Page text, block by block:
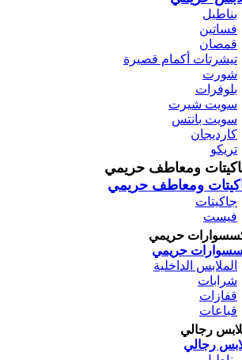
بناطيل
فساتين
قمصان
تيشرتات أكمام قصيرة
شورت
بلوفرات
سويت شيرت
سويت بانتس
كارديجان
تريكو
ومعاطف حريمي
ومعاطف حريمي
جاكيتات
فيست
حريمي
حريمي
الملابس الداخلية
شرابات
قفازات
قباعات
رجالي
رجالي